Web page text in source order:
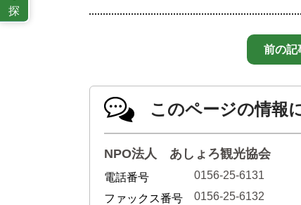
前の記
このページの情報
NPO法人 あしょろ観光協会
電話番号
0156-25-6131
ファックス番号
0156-25-6132
探